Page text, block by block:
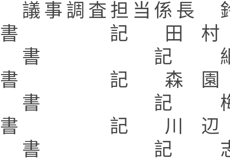
議事調査
書 記 田
書 記
書 記 森
書 記
書 記 川 辺
書 記